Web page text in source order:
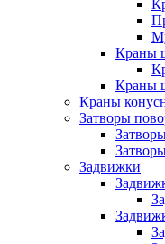
Краны
Краны
Краны
Затворы
Задвижки